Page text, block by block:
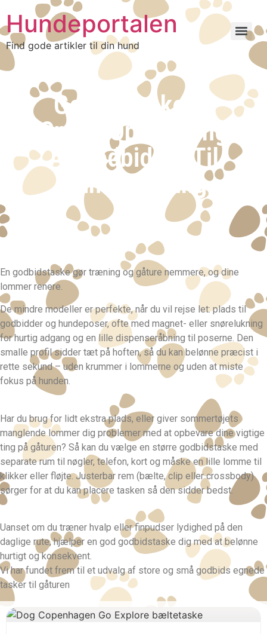
Hundeportalen
Find gode artikler til din hund
Godbidtasker –
Smart Opbevaring
Af Godbidder Til
Hundetræning
En godbidstaske gør træning og gåture nemmere, og dine
lommer renere.
De mindre modeller er perfekte, når du vil rejse let: plads til
godbidder og hundeposer, ofte med magnet- eller snørelukning
for hurtig adgang og en lille dispenseråbning til poserne. Den
smalle profil sidder tæt på hoften, så du kan belønne præcist i
rette sekund – uden krummer i lommerne og uden at miste
fokus på hunden.
Har du brug for lidt ekstra plads, eller giver sommertøjets
manglende lommer dig problemer med at opbevare dine vigtige
ting på gåturen? Så kan du vælge en større godbidstaske med
separate rum til nøgler, telefon, kort og måske en lille lomme til
klikker eller fløjte. Justerbar rem (bælte, clip eller crossbody)
sørger for at du kan placere tasken så den sidder bedst.
Uanset om du træner hvalp eller finpudser lydighed på den
daglige rute, hjælper en god godbidstaske dig med at belønne
hurtigt og konsekvent.
Vi har fundet frem til et udvalg af store og små godbids egnede
tasker til gåturen